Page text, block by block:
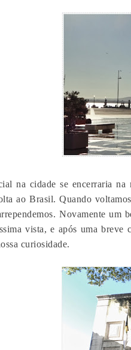
na cidade se encerraria
ao Brasil. Quando
Novamente um
vista, e após uma breve
curiosidade.